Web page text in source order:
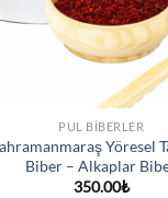
PUL BIBERLER
Yöresel
Biber – Alkaplar
350.00₺